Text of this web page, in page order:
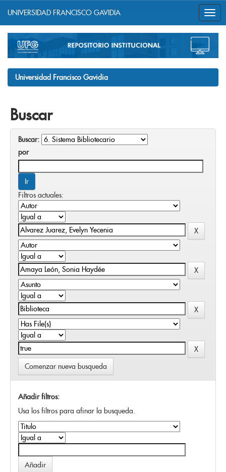
navigation
UNIVERSIDAD FRANCISCO GAVIDIA
Universidad Francisco Gavidia
Buscar
Buscar:
por
Filtros actuales:
Comenzar nueva busqueda
Añadir filtros:
Usa los filtros para afinar la busqueda.